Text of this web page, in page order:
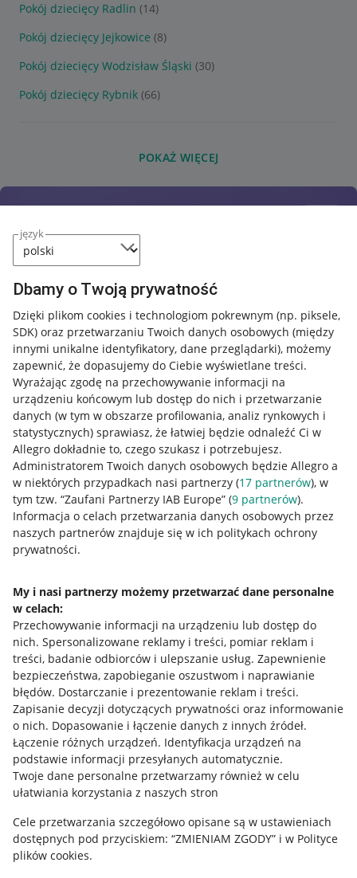
język
Dbamy o Twoją prywatność
Dzięki plikom cookies i technologiom pokrewnym (np. piksele,
SDK) oraz przetwarzaniu Twoich danych osobowych (między
innymi unikalne identyfikatory, dane przeglądarki), możemy
zapewnić, że dopasujemy do Ciebie wyświetlane treści.
Wyrażając zgodę na przechowywanie informacji na
urządzeniu końcowym lub dostęp do nich i przetwarzanie
danych (w tym w obszarze profilowania, analiz rynkowych i
statystycznych) sprawiasz, że łatwiej będzie odnaleźć Ci w
Allegro dokładnie to, czego szukasz i potrzebujesz.
Administratorem Twoich danych osobowych będzie Allegro a
w niektórych przypadkach nasi partnerzy (17 partnerów), w
tym tzw. “Zaufani Partnerzy IAB Europe” (9 partnerów).
Informacja o celach przetwarzania danych osobowych przez
naszych partnerów znajduje się w ich politykach ochrony
prywatności.
My i nasi partnerzy możemy przetwarzać dane personalne
w celach:
Przechowywanie informacji na urządzeniu lub dostęp do
nich. Spersonalizowane reklamy i treści, pomiar reklam i
treści, badanie odbiorców i ulepszanie usług. Zapewnienie
bezpieczeństwa, zapobieganie oszustwom i naprawianie
błędów. Dostarczanie i prezentowanie reklam i treści.
Zapisanie decyzji dotyczących prywatności oraz informowanie
o nich. Dopasowanie i łączenie danych z innych źródeł.
Łączenie różnych urządzeń. Identyfikacja urządzeń na
podstawie informacji przesyłanych automatycznie.
Twoje dane personalne przetwarzamy również w celu
ułatwiania korzystania z naszych stron
Cele przetwarzania szczegółowo opisane są w ustawieniach
dostępnych pod przyciskiem: “ZMIENIAM ZGODY” i w Polityce
plików cookies.
Pokój dziecięcy Radlin (14)
Pokój dziecięcy Jejkowice (8)
Pokój dziecięcy Wodzisław Śląski (30)
Pokój dziecięcy Rybnik (66)
POKAŻ WIĘCEJ
Przydatne informacje
Jak to działa
Allegro Gadane dla sprzedających
Allegro Gadane dla kupujących
Mapa miejscowości
Informacje prawne
Regulamin
Polityka plików "cookies"
Ustawienia plików "cookies"
Udostępnianie lokalizacji
Informacje dla Aktu o Usługach Cyfrowych